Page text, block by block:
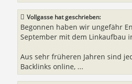
Vollgasse hat geschrieben:
Begonnen haben wir ungefähr
September mit dem Linkaufbau
Aus sehr früheren Jahren sind
Backlinks online, ...